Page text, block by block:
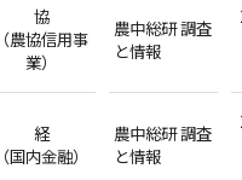
協
（農協信用事
業）
農中総研 調査
と情報
経
（国内金融）
農中総研 調査
と情報